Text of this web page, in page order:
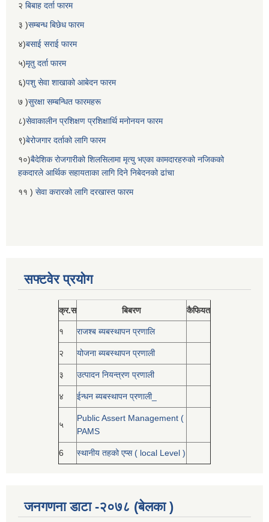
२ बिबाह दर्ता फारम
३ )सम्बन्ध बिछेध फारम
४)बसाई सराई फारम
५)मृतु दर्ता फारम
६)पशु सेवा शाखाको आबेदन फारम
७ )सुरक्षा सम्बन्धित फारमहरू
८)सेवाकालीन प्रशिक्षण प्रशिक्षार्थि मनोनयन फारम
९)बेरोजगार दर्ताको लागि फारम
१०)बैदेशिक रोजगारीको शिलसिलामा मृत्यु भएका कामदारहरुको नजिकको
हकदारले आर्थिक सहायताका लागि दिने निबेदनको ढांचा
११ ) सेवा करारको लागि दरखास्त फारम
सफ्टवेर प्रयोग
क्र.स बिबरण कैफियत
१ राजश्ब ब्यबस्थापन प्रणालि
२ योजना ब्यबस्थापन प्रणाली
३ उत्पादन नियन्त्रण प्रणाली
४ ईन्धन ब्यबस्थापन प्रणाली_
५
Public Assert Management (
PAMS
6 स्थानीय तहको एप्स ( local Level )
जनगणना डाटा -२०७८ (बेलका )